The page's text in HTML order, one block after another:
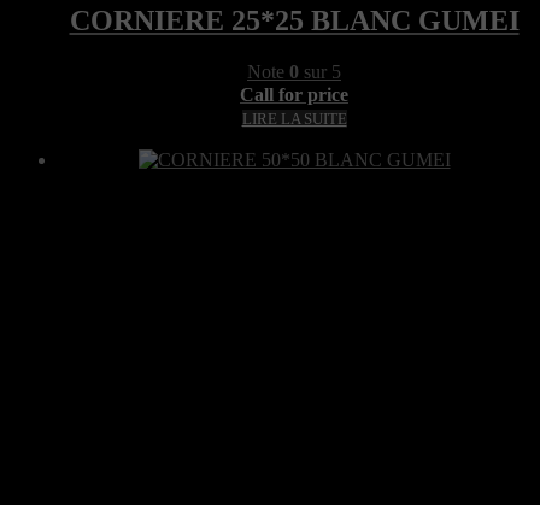
CORNIERE 25*25 BLANC GUMEI
Note 0 sur 5
Call for price
LIRE LA SUITE